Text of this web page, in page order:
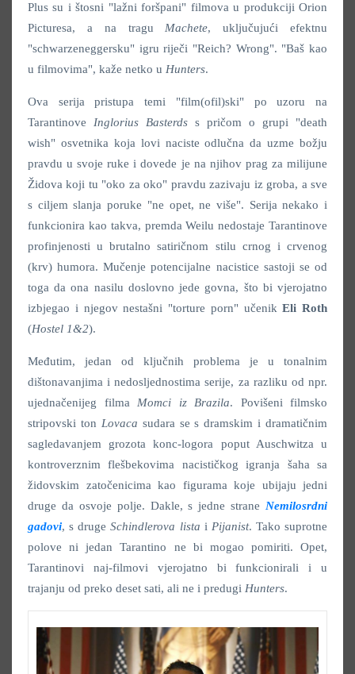
Plus su i štosni "lažni foršpani" filmova u produkciji Orion
Picturesa, a na tragu Machete, uključujući efektnu
"schwarzeneggersku" igru riječi "Reich? Wrong". "Baš kao
u filmovima", kaže netko u Hunters.
Ova serija pristupa temi "film(ofil)ski" po uzoru na
Tarantinove Inglorius Basterds s pričom o grupi "death
wish" osvetnika koja lovi naciste odlučna da uzme božju
pravdu u svoje ruke i dovede je na njihov prag za milijune
Židova koji tu "oko za oko" pravdu zazivaju iz groba, a sve
s ciljem slanja poruke "ne opet, ne više". Serija nekako i
funkcionira kao takva, premda Weilu nedostaje Tarantinove
profinjenosti u brutalno satiričnom stilu crnog i crvenog
(krv) humora. Mučenje potencijalne nacistice sastoji se od
toga da ona nasilu doslovno jede govna, što bi vjerojatno
izbjegao i njegov nestašni "torture porn" učenikEli Roth
(Hostel 1&2).
Međutim, jedan od ključnih problema je u tonalnim
dištonavanjima i nedosljednostima serije, za razliku od npr.
ujednačenijeg filma Momci iz Brazila. Povišeni filmsko
stripovski ton Lovaca sudara se s dramskim i dramatičnim
sagledavanjem grozota konc-logora poput Auschwitza u
kontroverznim flešbekovima nacističkog igranja šaha sa
židovskim zatočenicima kao figurama koje ubijaju jedni
druge da osvoje polje. Dakle, s jedne strane Nemilosrdni
gadovi, s drugeSchindlerova lista i Pijanist. Tako suprotne
polove ni jedan Tarantino ne bi mogao pomiriti. Opet,
Tarantinovi naj-filmovi vjerojatno bi funkcionirali i u
trajanju od preko deset sati, ali ne i predugi Hunters.